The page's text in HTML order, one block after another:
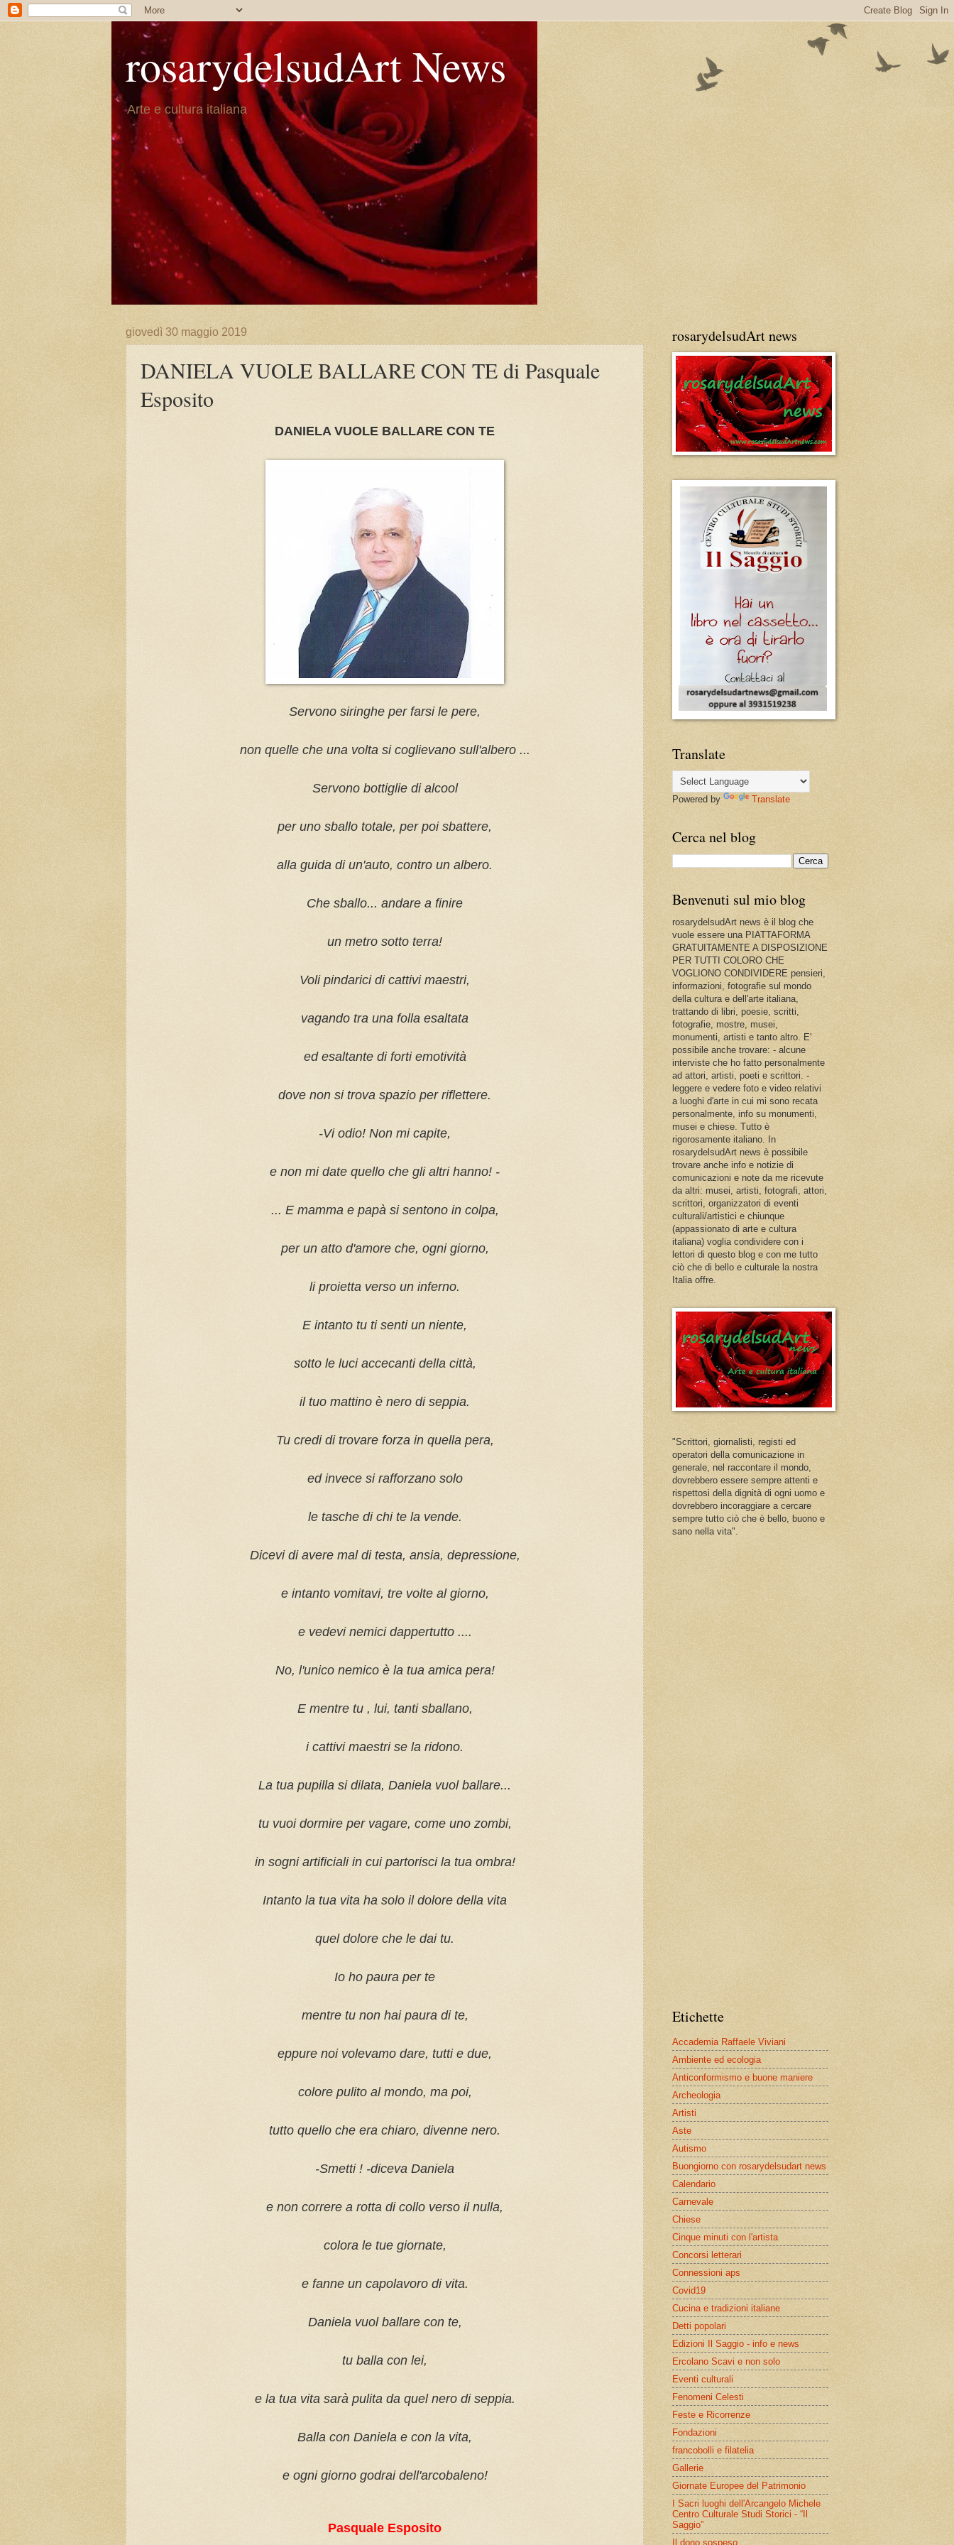
rosarydelsudArt News
Arte e cultura italiana
giovedì 30 maggio 2019
DANIELA VUOLE BALLARE CON TE di Pasquale
Esposito
DANIELA VUOLE BALLARE CON TE
Servono siringhe per farsi le pere,
non quelle che una volta si coglievano sull'albero ...
Servono bottiglie di alcool
per uno sballo totale, per poi sbattere,
alla guida di un'auto, contro un albero.
Che sballo... andare a finire
un metro sotto terra!
Voli pindarici di cattivi maestri,
vagando tra una folla esaltata
ed esaltante di forti emotività
dove non si trova spazio per riflettere.
-Vi odio! Non mi capite,
e non mi date quello che gli altri hanno! -
... E mamma e papà si sentono in colpa,
per un atto d'amore che, ogni giorno,
li proietta verso un inferno.
E intanto tu ti senti un niente,
sotto le luci accecanti della città,
il tuo mattino è nero di seppia.
Tu credi di trovare forza in quella pera,
ed invece si rafforzano solo
le tasche di chi te la vende.
Dicevi di avere mal di testa, ansia, depressione,
e intanto vomitavi, tre volte al giorno,
e vedevi nemici dappertutto ....
No, l'unico nemico è la tua amica pera!
E mentre tu , lui, tanti sballano,
i cattivi maestri se la ridono.
La tua pupilla si dilata, Daniela vuol ballare...
tu vuoi dormire per vagare, come uno zombi,
in sogni artificiali in cui partorisci la tua ombra!
Intanto la tua vita ha solo il dolore della vita
quel dolore che le dai tu.
Io ho paura per te
mentre tu non hai paura di te,
eppure noi volevamo dare, tutti e due,
colore pulito al mondo, ma poi,
tutto quello che era chiaro, divenne nero.
-Smetti ! -diceva Daniela
e non correre a rotta di collo verso il nulla,
colora le tue giornate,
e fanne un capolavoro di vita.
Daniela vuol ballare con te,
tu balla con lei,
e la tua vita sarà pulita da quel nero di seppia.
Balla con Daniela e con la vita,
e ogni giorno godrai dell'arcobaleno!
Pasquale Esposito
rosarydelsudArt news
Translate
Powered by Translate
Cerca nel blog
Benvenuti sul mio blog
rosarydelsudArt news è il blog che
vuole essere una PIATTAFORMA
GRATUITAMENTE A DISPOSIZIONE
PER TUTTI COLORO CHE
VOGLIONO CONDIVIDERE pensieri,
informazioni, fotografie sul mondo
della cultura e dell'arte italiana,
trattando di libri, poesie, scritti,
fotografie, mostre, musei,
monumenti, artisti e tanto altro. E'
possibile anche trovare: - alcune
interviste che ho fatto personalmente
ad attori, artisti, poeti e scrittori. -
leggere e vedere foto e video relativi
a luoghi d'arte in cui mi sono recata
personalmente, info su monumenti,
musei e chiese. Tutto è
rigorosamente italiano. In
rosarydelsudArt news è possibile
trovare anche info e notizie di
comunicazioni e note da me ricevute
da altri: musei, artisti, fotografi, attori,
scrittori, organizzatori di eventi
culturali/artistici e chiunque
(appassionato di arte e cultura
italiana) voglia condividere con i
lettori di questo blog e con me tutto
ciò che di bello e culturale la nostra
Italia offre.
"Scrittori, giornalisti, registi ed
operatori della comunicazione in
generale, nel raccontare il mondo,
dovrebbero essere sempre attenti e
rispettosi della dignità di ogni uomo e
dovrebbero incoraggiare a cercare
sempre tutto ciò che è bello, buono e
sano nella vita".
Etichette
Accademia Raffaele Viviani
Ambiente ed ecologia
Anticonformismo e buone maniere
Archeologia
Artisti
Aste
Autismo
Buongiorno con rosarydelsudart news
Calendario
Carnevale
Chiese
Cinque minuti con l'artista
Concorsi letterari
Connessioni aps
Covid19
Cucina e tradizioni italiane
Detti popolari
Edizioni Il Saggio - info e news
Ercolano Scavi e non solo
Eventi culturali
Fenomeni Celesti
Feste e Ricorrenze
Fondazioni
francobolli e filatelia
Gallerie
Giornate Europee del Patrimonio
I Sacri luoghi dell'Arcangelo Michele
Centro Culturale Studi Storici - “Il
Saggio”
Il dono sospeso